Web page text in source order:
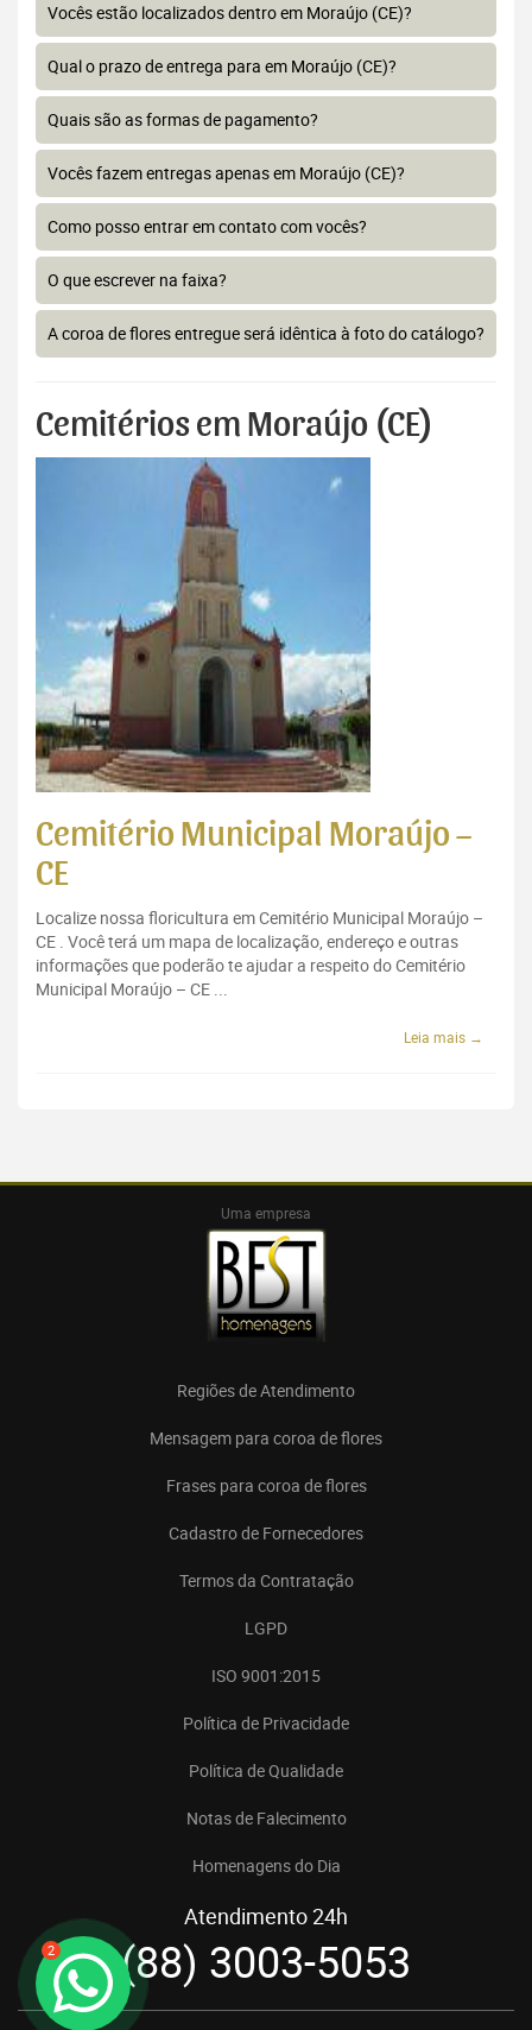
2
Vocês estão localizados dentro em Moraújo (CE)?
Qual o prazo de entrega para em Moraújo (CE)?
Quais são as formas de pagamento?
Vocês fazem entregas apenas em Moraújo (CE)?
Como posso entrar em contato com vocês?
O que escrever na faixa?
A coroa de flores entregue será idêntica à foto do catálogo?
Cemitérios em Moraújo (CE)
Cemitério Municipal Moraújo –
CE
Localize nossa floricultura em Cemitério Municipal Moraújo –
CE . Você terá um mapa de localização, endereço e outras
informações que poderão te ajudar a respeito do Cemitério
Municipal Moraújo – CE ...
Leia mais →
Uma empresa
Regiões de Atendimento
Mensagem para coroa de flores
Frases para coroa de flores
Cadastro de Fornecedores
Termos da Contratação
LGPD
ISO 9001:2015
Política de Privacidade
Política de Qualidade
Notas de Falecimento
Homenagens do Dia
Atendimento 24h
(88) 3003-5053